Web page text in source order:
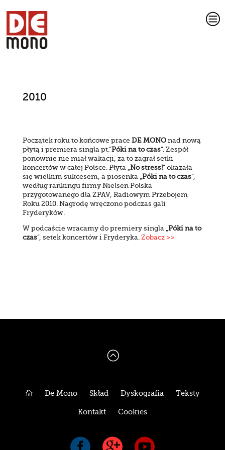
c
2010
Początek roku to końcowe prace DE MONOnad nową
płytą i premiera singla pt.”Póki na to czas”. Zespół
ponownie nie miał wakacji, za to zagrał setki
koncertów w całej Polsce. Płyta „No stress!” okazała
się wielkim sukcesem, a piosenka „Póki na to czas”,
według rankingu firmy Nielsen Polska
przygotowanego dla ZPAV, Radiowym Przebojem
Roku 2010. Nagrodę wręczono podczas gali
Fryderyków.
W podcaście wracamy do premiery singla „Póki na to
czas”, setek koncertów i Fryderyka. Zobacz >>
:
 De Mono Skład Dyskografia Teksty
Kontakt Cookies